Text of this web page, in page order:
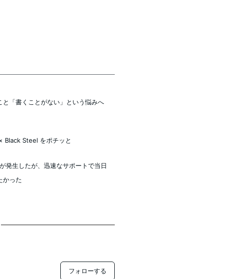
「書くことがない」という悩みへ
Black Steel をポチッと
発生したが、迅速なサポートで当日
かった
フォローする